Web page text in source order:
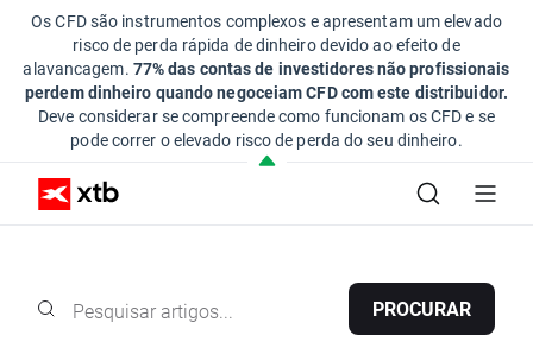
Os CFD são instrumentos complexos e apresentam um elevado
risco de perda rápida de dinheiro devido ao efeito de
alavancagem. 77% das contas de investidores não profissionais
perdem dinheiro quando negoceiam CFD com este distribuidor.
Deve considerar se compreende como funcionam os CFD e se
pode correr o elevado risco de perda do seu dinheiro.
PROCURAR